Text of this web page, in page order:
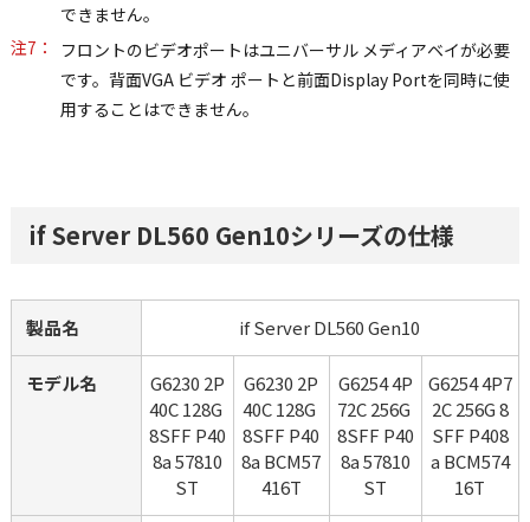
できません。
注7：
フロントのビデオポートはユニバーサル メディアベイが必要
です。背面VGA ビデオ ポートと前面Display Portを同時に使
用することはできません。
if Server DL560 Gen10シリーズの仕様
製品名 if Server DL560 Gen10
モデル名
G6230 2P
40C 128G
8SFF P40
8a 57810
ST
G6230 2P
40C 128G
8SFF P40
8a BCM57
416T
G6254 4P
72C 256G
8SFF P40
8a 57810
ST
G6254 4P7
2C 256G 8
SFF P408
a BCM574
16T